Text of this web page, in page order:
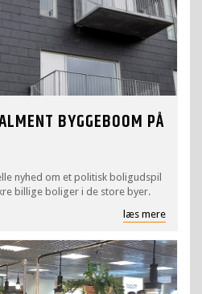
BYGGEBOOM PÅ
nyhed om et politisk boligudspil
billige boliger i de store byer.
læs mere